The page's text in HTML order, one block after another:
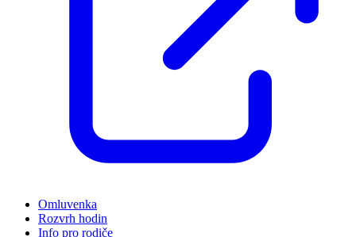
Omluvenka
Rozvrh hodin
Info pro rodiče